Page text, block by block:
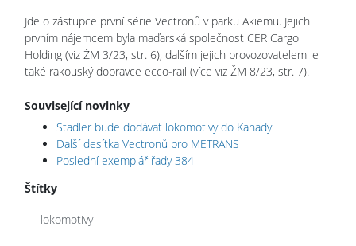
Jde o zástupce první série Vectronů v parku Akiemu. Jejich
prvním nájemcem byla maďarská společnost CER Cargo
Holding (viz ŽM 3/23, str. 6), dalším jejich provozovatelem je
také rakouský dopravce ecco-rail (více viz ŽM 8/23, str. 7).
Související novinky
Stadler bude dodávat lokomotivy do Kanady
Další desítka Vectronů pro METRANS
Poslední exemplář řady 384
Štítky
lokomotivy